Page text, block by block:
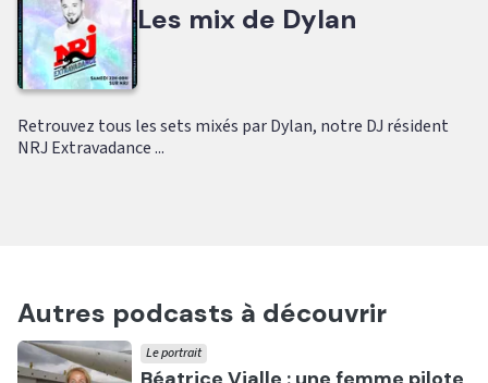
Les mix de Dylan
Retrouvez tous les sets mixés par Dylan, notre DJ résident
NRJ Extravadance ...
Autres podcasts à découvrir
Ecouter
Le portrait